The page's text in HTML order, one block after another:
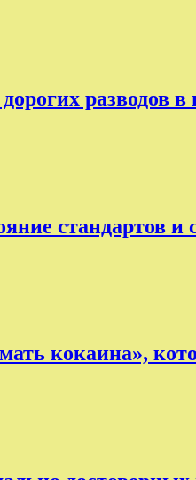
разводов в
стандартов и
кокаина»,